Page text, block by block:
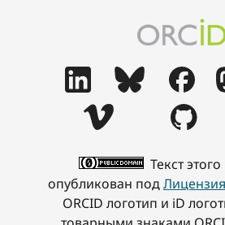
Текст
опубликован под
ORCID логотип и iD